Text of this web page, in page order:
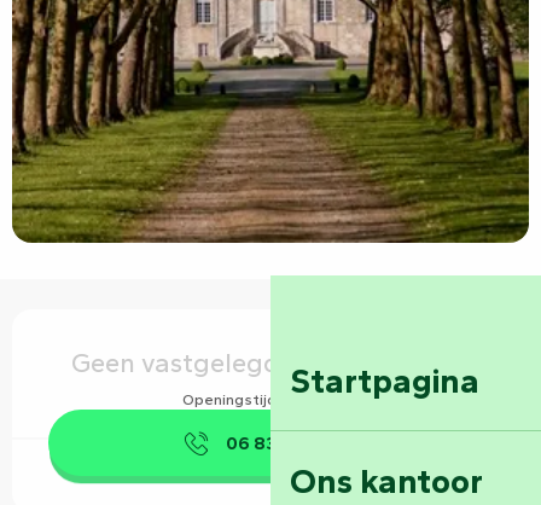
Startpagina
Ons kantoor
Geen vastgelegde openingsuren
Openingstijden bekijken
06 83 45 59